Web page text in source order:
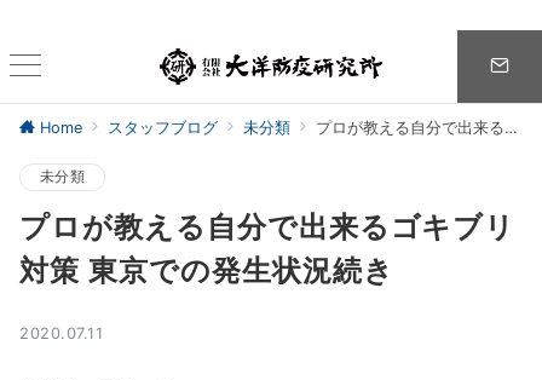
Home スタッフブログ 未分類 プロが教える自分で出来るゴキブリ対策 東京での発生状況続き
未分類
プロが教える自分で出来るゴキブリ
対策 東京での発生状況続き
2020.07.11